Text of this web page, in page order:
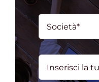
Chi siamo